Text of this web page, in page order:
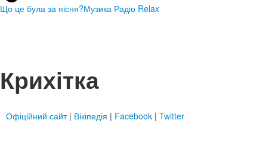
Що це була за пісня?Музика Радіо Relax
Крихітка
Офіційний сайт| Вікіпедія | Facebook | Twitter